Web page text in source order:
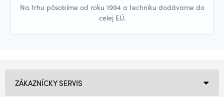
Na trhu pôsobíme od roku 1994 a techniku dodávame do
celej EÚ.
ZÁKAZNÍCKY SERVIS